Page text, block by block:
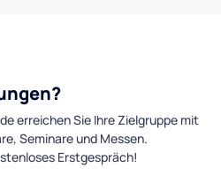
erreichen Sie Ihre Zielgruppe mit
Seminare und Messen.
Erstgespräch!